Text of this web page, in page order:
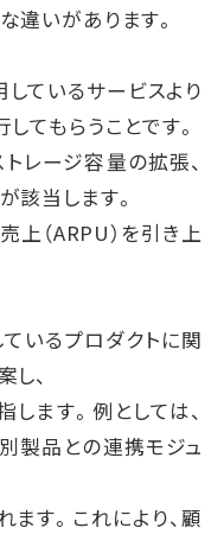
違いがあります。
ているサービスより
てもらうことです。
レージ容量の拡張、
該当します。
上（ARPU）を引き上
いるプロダクトに関
、
ます。例としては、
製品との連携モジュ
す。これにより、顧